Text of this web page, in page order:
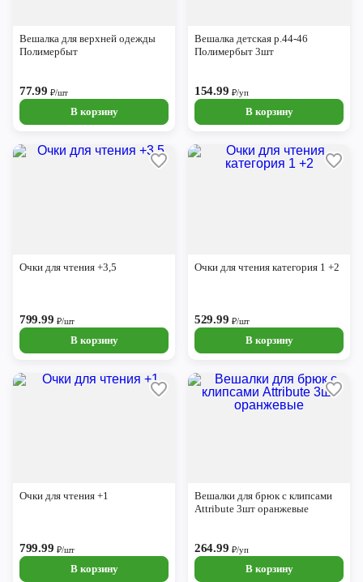
Вешалка для верхней одежды
Полимербыт
77.99₽/шт
В корзину
Вешалка детская р.44-46
Полимербыт 3шт
154.99 ₽/уп
В корзину
Очки для чтения +3,5
799.99 ₽/шт
В корзину
Очки для чтения категория 1 +2
529.99 ₽/шт
В корзину
Очки для чтения +1
799.99 ₽/шт
В корзину
Вешалки для брюк с клипсами
Attribute 3шт оранжевые
264.99 ₽/уп
В корзину